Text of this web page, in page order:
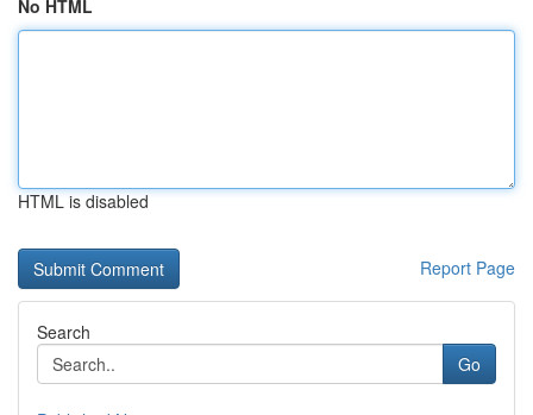
No HTML
HTML is disabled
Report Page
Search
Go